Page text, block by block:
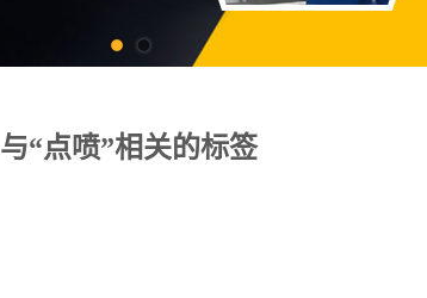
与“点喷”相关的标签